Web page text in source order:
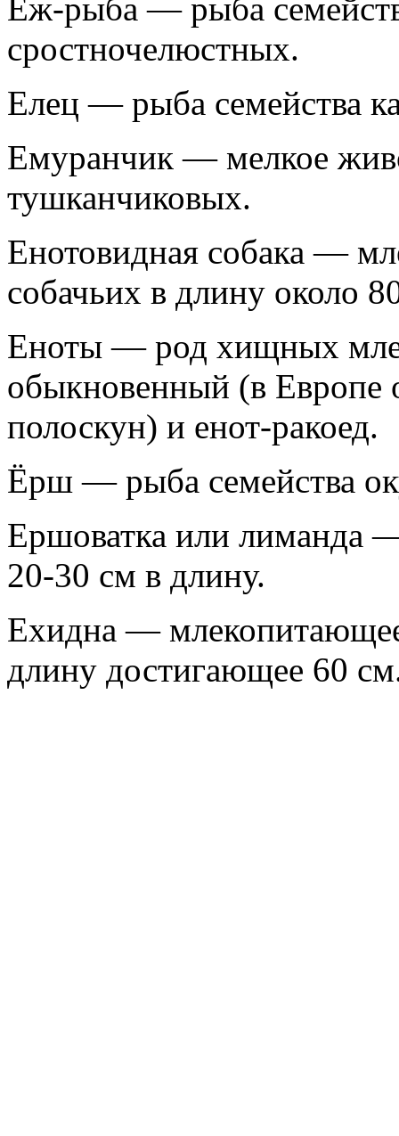
Ёж-рыба — рыба
сростночелюстных.
Елец — рыба семейства
Емуранчик — мелкое
тушканчиковых.
Енотовидная собака —
собачьих в длину около
Еноты — род хищных
обыкновенный (в Европе
полоскун) и енот-ракоед.
Ёрш — рыба семейства
Ершоватка или лиманда
20-30 см в длину.
Ехидна —
длину достигающее 60